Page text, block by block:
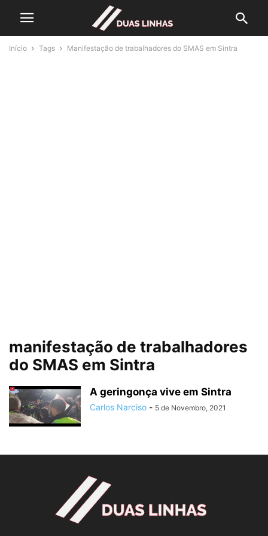
Início Tags Manifestação de trabalhadores do SMAS em Sintra
manifestação de trabalhadores
do SMAS em Sintra
A geringonça vive em Sintra
Carlos Narciso - 5 de Novembro, 2021